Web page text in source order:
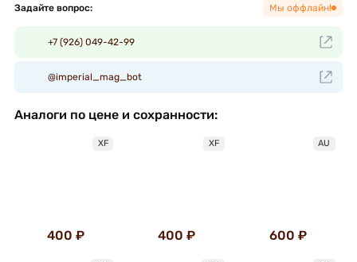
Задайте вопрос: Мы оффлайн!
+7 (926) 049-42-99
@imperial_mag_bot
Аналоги по цене и сохранности:
XF
400 ₽
XF
400 ₽
AU
600 ₽